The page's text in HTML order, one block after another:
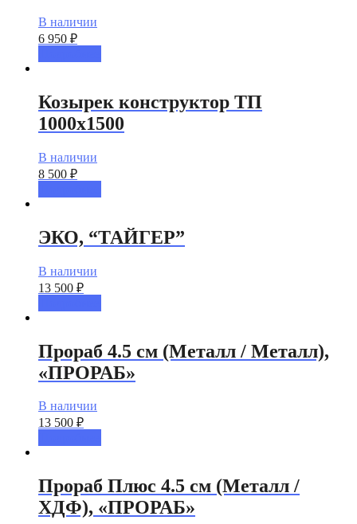
В наличии
6 950 ₽
Козырек конструктор ТП
1000х1500
В наличии
8 500 ₽
ЭКО, “ТАЙГЕР”
В наличии
13 500 ₽
Прораб 4.5 см (Металл / Металл),
«ПРОРАБ»
В наличии
13 500 ₽
Прораб Плюс 4.5 см (Металл /
ХДФ), «ПРОРАБ»